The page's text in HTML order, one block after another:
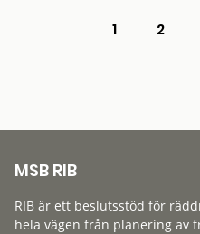
1 2
MSB RIB
RIB är ett beslutsstöd för
hela vägen från planering av